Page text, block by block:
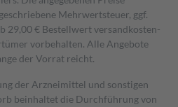
Mehrwertsteuer, ggf.
29,00 € Bestell­wert versand­kosten­
vorbehalten. Alle Angebote
der Vorrat reicht.
der Arzneimittel und sonstigen
beinhaltet die Durchführung von